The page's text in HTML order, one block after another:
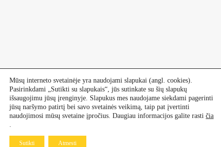
Mūsų interneto svetainėje yra naudojami slapukai (angl. cookies).
Pasirinkdami „Sutikti su slapukais“, jūs sutinkate su šių slapukų
išsaugojimu jūsų įrenginyje. Slapukus mes naudojame siekdami pagerinti
jūsų naršymo patirtį bei savo svetainės veikimą, taip pat įvertinti
naudojimosi mūsų svetaine įpročius. Daugiau informacijos galite rasti čia
.
Sutikti Atmesti